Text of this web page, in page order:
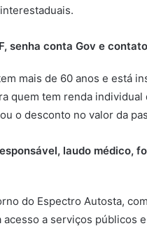
senha conta Gov e
mais de 60 anos e está
quem tem renda
o desconto no valor da
laudo médico,
do Espectro Autosta,
a serviços públicos